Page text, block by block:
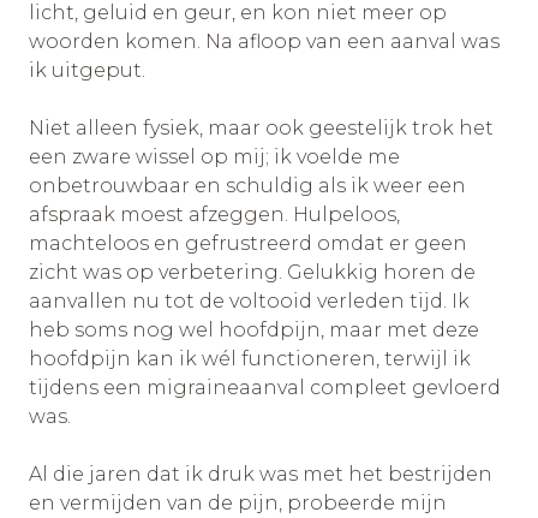
licht, geluid en geur, en kon niet meer op
woorden komen. Na afloop van een aanval was
ik uitgeput.
Niet alleen fysiek, maar ook geestelijk trok het
een zware wissel op mij; ik voelde me
onbetrouwbaar en schuldig als ik weer een
afspraak moest afzeggen. Hulpeloos,
machteloos en gefrustreerd omdat er geen
zicht was op verbetering. Gelukkig horen de
aanvallen nu tot de voltooid verleden tijd. Ik
heb soms nog wel hoofdpijn, maar met deze
hoofdpijn kan ik wél functioneren, terwijl ik
tijdens een migraineaanval compleet gevloerd
was.
Al die jaren dat ik druk was met het bestrijden
en vermijden van de pijn, probeerde mijn